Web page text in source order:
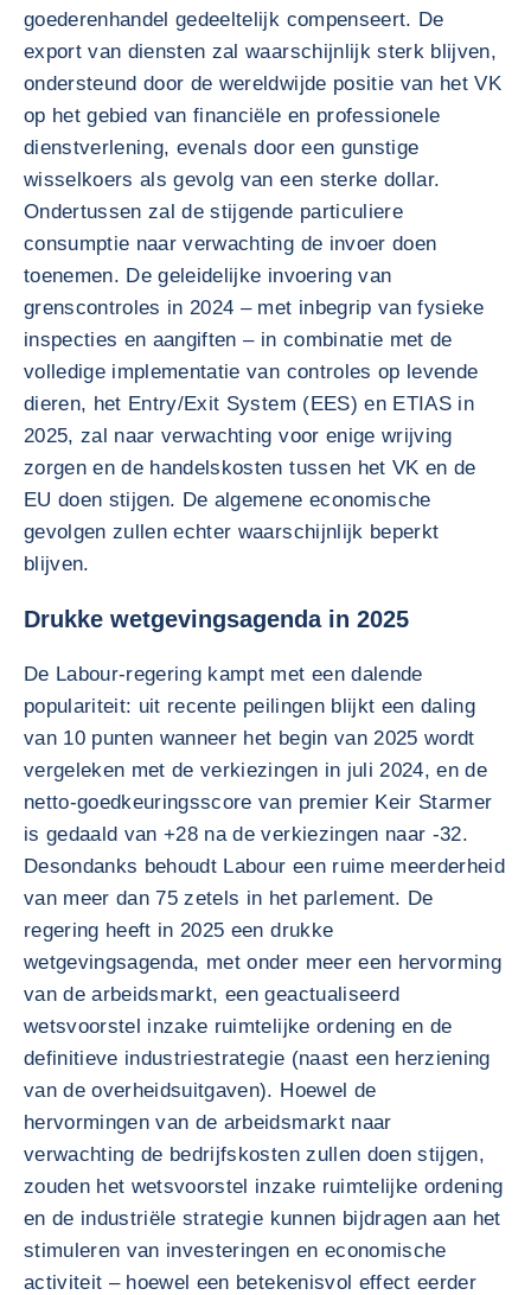
goederenhandel gedeeltelijk compenseert. De
export van diensten zal waarschijnlijk sterk blijven,
ondersteund door de wereldwijde positie van het VK
op het gebied van financiële en professionele
dienstverlening, evenals door een gunstige
wisselkoers als gevolg van een sterke dollar.
Ondertussen zal de stijgende particuliere
consumptie naar verwachting de invoer doen
toenemen. De geleidelijke invoering van
grenscontroles in 2024 – met inbegrip van fysieke
inspecties en aangiften – in combinatie met de
volledige implementatie van controles op levende
dieren, het Entry/Exit System (EES) en ETIAS in
2025, zal naar verwachting voor enige wrijving
zorgen en de handelskosten tussen het VK en de
EU doen stijgen. De algemene economische
gevolgen zullen echter waarschijnlijk beperkt
blijven.
Drukke wetgevingsagenda in 2025
De Labour-regering kampt met een dalende
populariteit: uit recente peilingen blijkt een daling
van 10 punten wanneer het begin van 2025 wordt
vergeleken met de verkiezingen in juli 2024, en de
netto-goedkeuringsscore van premier Keir Starmer
is gedaald van +28 na de verkiezingen naar -32.
Desondanks behoudt Labour een ruime meerderheid
van meer dan 75 zetels in het parlement. De
regering heeft in 2025 een drukke
wetgevingsagenda, met onder meer een hervorming
van de arbeidsmarkt, een geactualiseerd
wetsvoorstel inzake ruimtelijke ordening en de
definitieve industriestrategie (naast een herziening
van de overheidsuitgaven). Hoewel de
hervormingen van de arbeidsmarkt naar
verwachting de bedrijfskosten zullen doen stijgen,
zouden het wetsvoorstel inzake ruimtelijke ordening
en de industriële strategie kunnen bijdragen aan het
stimuleren van investeringen en economische
activiteit – hoewel een betekenisvol effect eerder